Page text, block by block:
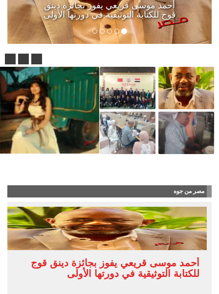
أحمد موسى قريعي يفوز بجائزة دينق
قوج للكتابة التوثيقية في دورتها الأولى
مصر من جوه
أحمد موسى قريعي يفوز بجائزة دينق قوج
للكتابة التوثيقية في دورتها الأولى